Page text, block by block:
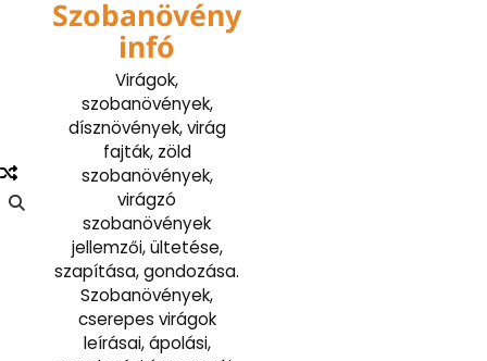
Szobanövény
infó
Virágok,
szobanövények,
dísznövények, virág
fajták, zöld
szobanövények,
virágzó
szobanövények
jellemzői, ültetése,
szapítása, gondozása.
Szobanövények,
cserepes virágok
leírásai, ápolási,